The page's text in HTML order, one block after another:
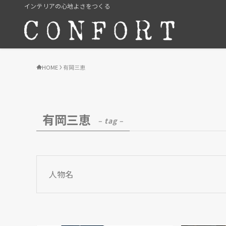
インテリアの心地よさをつくる
HOME 有岡三恵
有岡三恵 – tag –
人物名